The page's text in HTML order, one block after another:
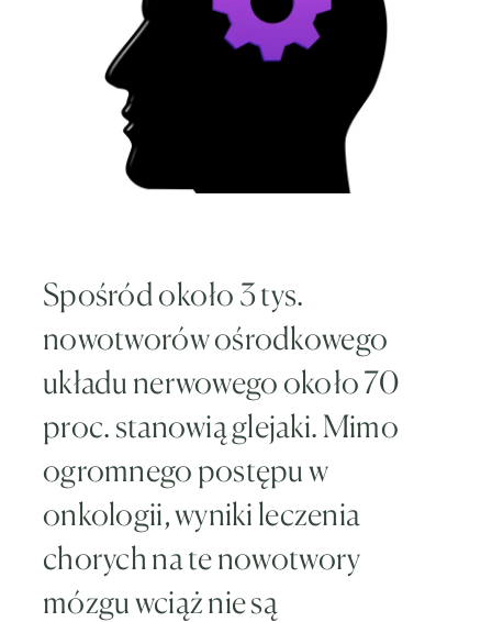
Spośród około 3 tys.
nowotworów ośrodkowego
układu nerwowego około 70
proc. stanowią glejaki. Mimo
ogromnego postępu w
onkologii, wyniki leczenia
chorych na te nowotwory
mózgu wciąż nie są